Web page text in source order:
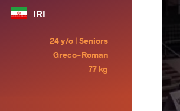
IRI
24 y/o | Seniors
Greco-Roman
77 kg